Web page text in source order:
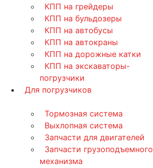
КПП на грейдеры
КПП на бульдозеры
КПП на автобусы
КПП на автокраны
КПП на дорожные катки
КПП на экскаваторы-
погрузчики
Для погрузчиков
Тормозная система
Выхлопная система
Запчасти для двигателей
Запчасти грузоподъемного
механизма